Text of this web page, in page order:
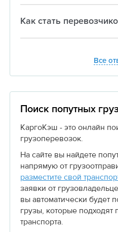
Как стать
Все
Поиск попутных
КаргоКэш - это онлайн
грузоперевозок.
На сайте вы найдете
напрямую от
разместите свой
заявки от
вы автоматически будет
грузы, которые
транспорта.